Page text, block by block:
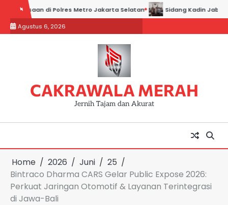
content
di Polres Metro Jakarta Selatan Sidang Kadin Jabar vs Kadin
Agustus 6, 2026
CAKRAWALA MERAH
Jernih Tajam dan Akurat
Home 2026 Juni
25
Bintraco Dharma CARS Gelar Public Expose 2026:
Perkuat Jaringan Otomotif & Layanan Terintegrasi
di Jawa-Bali